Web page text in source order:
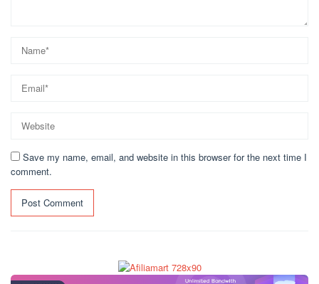
Save my name, email, and website in this browser for the next time I
comment.